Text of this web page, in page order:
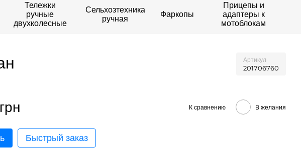
Тележки
ручные
двухколесные
Сельхозтехника
ручная
Фаркопы
Прицепы и
адаптеры к
мотоблокам
Артикул
201706760
К сравнению В желания
Быстрый заказ